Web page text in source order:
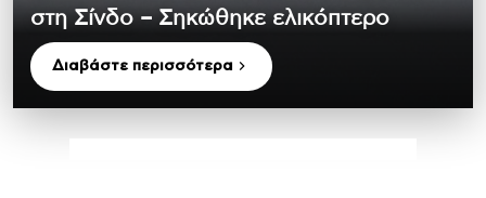
στη Σίνδο – Σηκώθηκε ελικόπτερο
Διαβάστε περισσότερα